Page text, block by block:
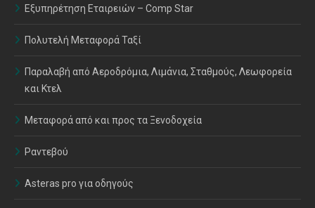
Εξυπηρέτηση Εταιρειών – Comp Star
Πολυτελή Μεταφορά Ταξί
Παραλαβή από Αεροδρόμια, Λιμάνια, Σταθμούς, Λεωφορεία
και Κτελ
Μεταφορά από και προς τα Ξενοδοχεία
Ραντεβού
Asteras pro για οδηγούς